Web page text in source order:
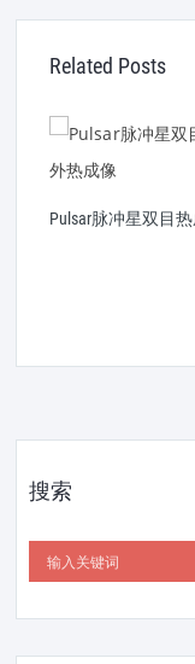
Related Posts
Pulsar脉冲星双目热
搜索